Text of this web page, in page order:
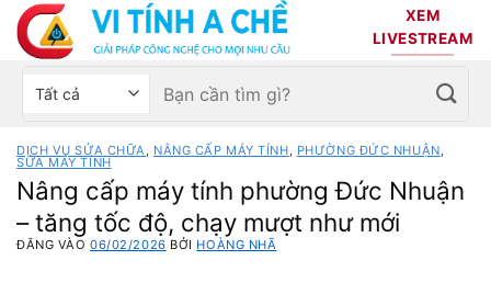
Bỏ
qua
nội
dung
XEM
LIVESTREAM
Chọn
sản
phẩm
Tìm
kiếm:
DỊCH VỤ SỬA CHỮA NÂNG CẤP MÁY TÍNH PHƯỜNG ĐỨC NHUẬN
SỬA MÁY TÍNH
Nâng cấp máy tính phường Đức Nhuận
– tăng tốc độ, chạy mượt như mới
ĐĂNG VÀO06/02/2026 BỞI HOÀNG NHÃ